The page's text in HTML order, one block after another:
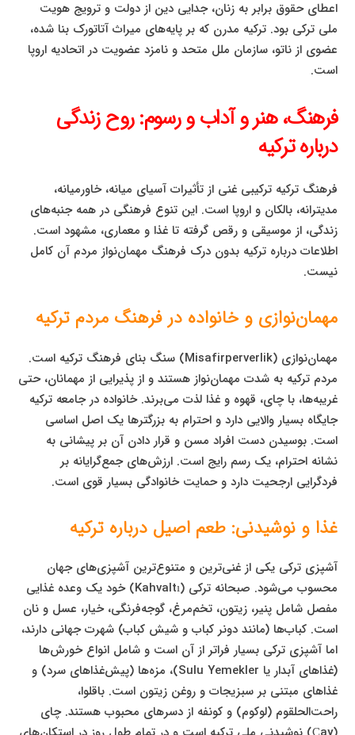
اعطای حقوق برابر به زنان، جدایی دین از دولت و ترویج هویت
ملی ترکی بود. ترکیه مدرن که بر پایه‌های میراث آتاتورک بنا شده،
عضوی از ناتو، سازمان ملل متحد و نامزد عضویت در اتحادیه اروپا
است.
فرهنگ، هنر و آداب و رسوم: روح زندگی
درباره ترکیه
فرهنگ ترکیه ترکیبی غنی از تأثیرات آسیای میانه، خاورمیانه،
مدیترانه، بالکان و اروپا است. این تنوع فرهنگی در همه جنبه‌های
زندگی، از موسیقی و رقص گرفته تا غذا و معماری، مشهود است.
اطلاعات درباره ترکیه بدون درک فرهنگ مهمان‌نواز مردم آن کامل
نیست.
مهمان‌نوازی و خانواده در فرهنگ مردم ترکیه
مهمان‌نوازی (Misafirperverlik) سنگ بنای فرهنگ ترکیه است.
مردم ترکیه به شدت مهمان‌نواز هستند و از پذیرایی از مهمانان، حتی
غریبه‌ها، با چای، قهوه و غذا لذت می‌برند. خانواده در جامعه ترکیه
جایگاه بسیار والایی دارد و احترام به بزرگترها یک اصل اساسی
است. بوسیدن دست افراد مسن و قرار دادن آن بر پیشانی به
نشانه احترام، یک رسم رایج است. ارزش‌های جمع‌گرایانه بر
فردگرایی ارجحیت دارد و حمایت خانوادگی بسیار قوی است.
غذا و نوشیدنی: طعم اصیل درباره ترکیه
آشپزی ترکی یکی از غنی‌ترین و متنوع‌ترین آشپزی‌های جهان
محسوب می‌شود. صبحانه ترکی (Kahvaltı) خود یک وعده غذایی
مفصل شامل پنیر، زیتون، تخم‌مرغ، گوجه‌فرنگی، خیار، عسل و نان
است. کباب‌ها (مانند دونر کباب و شیش کباب) شهرت جهانی دارند،
اما آشپزی ترکی بسیار فراتر از آن است و شامل انواع خورش‌ها
(غذاهای آبدار یا Sulu Yemekler)، مزه‌ها (پیش‌غذاهای سرد) و
غذاهای مبتنی بر سبزیجات و روغن زیتون است. باقلوا،
راحت‌الحلقوم (لوکوم) و کونفه از دسرهای محبوب هستند. چای